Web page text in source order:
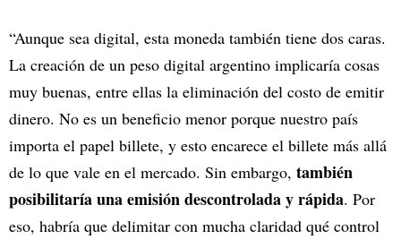
“Aunque sea digital, esta moneda también tiene dos caras.
La creación de un peso digital argentino implicaría cosas
muy buenas, entre ellas la eliminación del costo de emitir
dinero. No es un beneficio menor porque nuestro país
importa el papel billete, y esto encarece el billete más allá
de lo que vale en el mercado. Sin embargo, también
posibilitaría una emisión descontrolada y rápida. Por
eso, habría que delimitar con mucha claridad qué control